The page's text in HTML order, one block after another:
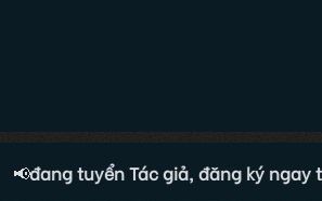
📢
đang tuyển Tác giả, đăng ký ngay